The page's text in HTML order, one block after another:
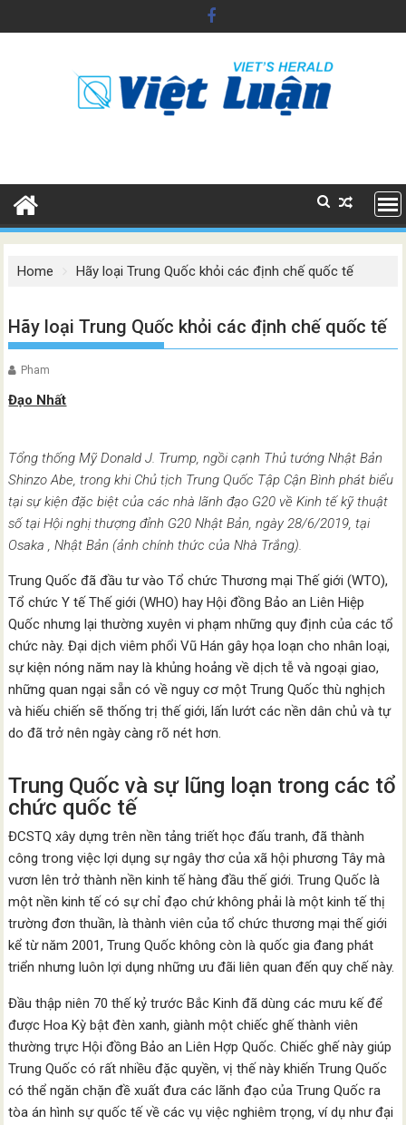
to
Home Hãy loại Trung Quốc khỏi các định chế quốc tế
Hãy loại Trung Quốc khỏi các định chế quốc tế
Pham
Đạo Nhất
Tổng thống Mỹ Donald J. Trump, ngồi cạnh Thủ tướng Nhật Bản
Shinzo Abe, trong khi Chủ tịch Trung Quốc Tập Cận Bình phát biểu
tại sự kiện đặc biệt của các nhà lãnh đạo G20 về Kinh tế kỹ thuật
số tại Hội nghị thượng đỉnh G20 Nhật Bản, ngày 28/6/2019, tại
Osaka , Nhật Bản (ảnh chính thức của Nhà Trắng).
Trung Quốc đã đầu tư vào Tổ chức Thương mại Thế giới (WTO),
Tổ chức Y tế Thế giới (WHO) hay Hội đồng Bảo an Liên Hiệp
Quốc nhưng lại thường xuyên vi phạm những quy định của các tổ
chức này. Đại dịch viêm phổi Vũ Hán gây họa loạn cho nhân loại,
sự kiện nóng năm nay là khủng hoảng về dịch tễ và ngoại giao,
những quan ngại sẵn có về nguy cơ một Trung Quốc thù nghịch
và hiếu chiến sẽ thống trị thế giới, lấn lướt các nền dân chủ và tự
do đã trở nên ngày càng rõ nét hơn.
Trung Quốc và sự lũng loạn trong các tổ
chức quốc tế
ĐCSTQ xây dựng trên nền tảng triết học đấu tranh, đã thành
công trong việc lợi dụng sự ngây thơ của xã hội phương Tây mà
vươn lên trở thành nền kinh tế hàng đầu thế giới. Trung Quốc là
một nền kinh tế có sự chỉ đạo chứ không phải là một kinh tế thị
trường đơn thuần, là thành viên của tổ chức thương mại thế giới
kể từ năm 2001, Trung Quốc không còn là quốc gia đang phát
triển nhưng luôn lợi dụng những ưu đãi liên quan đến quy chế này.
Đầu thập niên 70 thế kỷ trước Bắc Kinh đã dùng các mưu kế để
được Hoa Kỳ bật đèn xanh, giành một chiếc ghế thành viên
thường trực Hội đồng Bảo an Liên Hợp Quốc. Chiếc ghế này giúp
Trung Quốc có rất nhiều đặc quyền, vị thế này khiến Trung Quốc
có thể ngăn chặn đề xuất đưa các lãnh đạo của Trung Quốc ra
tòa án hình sự quốc tế về các vụ việc nghiêm trọng, ví dụ như đại